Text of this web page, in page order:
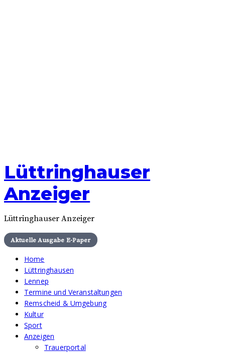
content
Lüttringhauser
Anzeiger
Lüttringhauser Anzeiger
Aktuelle Ausgabe E-Paper
Home
Lüttringhausen
Lennep
Termine und Veranstaltungen
Remscheid & Umgebung
Kultur
Sport
Anzeigen
Trauerportal